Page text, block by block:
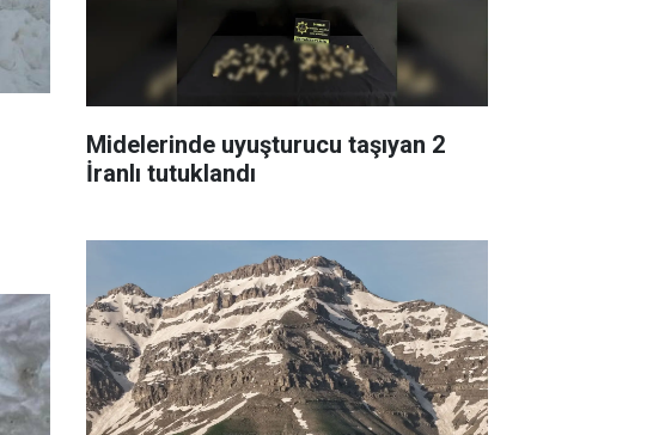
Midelerinde uyuşturucu taşıyan 2
İranlı tutuklandı